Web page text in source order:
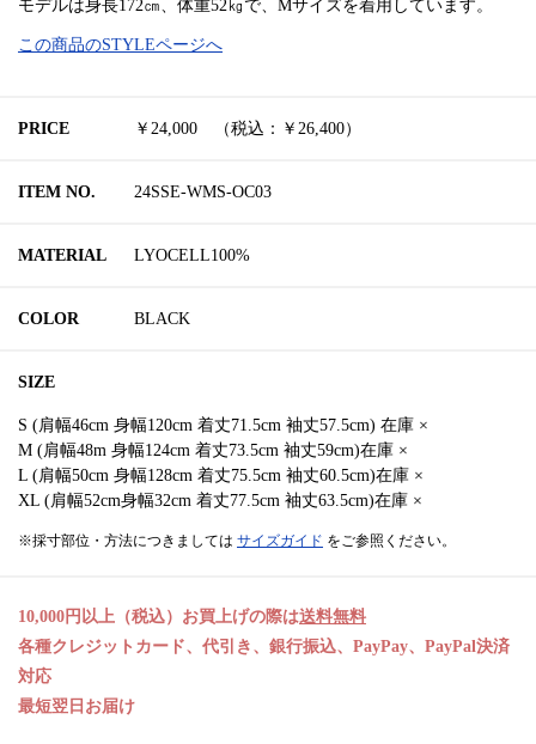
モデルは身長172㎝、体重52㎏で、Mサイズを着用しています。
この商品のSTYLEページへ
PRICE ￥24,000 （税込：￥26,400）
ITEM NO. 24SSE-WMS-OC03
MATERIAL LYOCELL100%
COLOR BLACK
SIZE
S (肩幅46cm 身幅120cm 着丈71.5cm 袖丈57.5cm) 在庫 ×
M (肩幅48m 身幅124cm 着丈73.5cm 袖丈59cm)在庫 ×
L (肩幅50cm 身幅128cm 着丈75.5cm 袖丈60.5cm)在庫 ×
XL (肩幅52cm身幅32cm 着丈77.5cm 袖丈63.5cm)在庫 ×
※採寸部位・方法につきましては サイズガイド をご参照ください。
10,000円以上（税込）お買上げの際は送料無料
各種クレジットカード、代引き、銀行振込、PayPay、PayPal決済
対応
最短翌日お届け